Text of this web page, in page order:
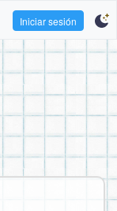
Iniciar sesión